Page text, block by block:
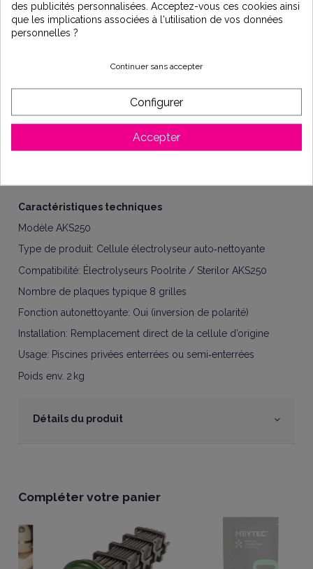
Cette cellule s’installe en remplacement direct de la cellule
d’origine sans modifier la tuyauterie.
Production automatique de chlore par électrolyse du
sel
Fonction auto‑nettoyante (inversion de polarité) pour
réduire l’entartrage des plaques et prolonger la durée
de vie de l’électrode
Compatible avec les électrolyseurs Poolrite / Sterilor
AKS250
Caractéristiques techniques
Modèle AKS250
Type de produit: Cellule électrolyseur auto‑nettoyante
Compatibilité: Électrolyseurs Poolrite / Sterilor AKS250
Nombre de plaques typique 8 grilles
Fonction autonettoyante: Oui (inversion de polarité)
Installation: Remplacement direct de la cellule d’origine
Usage: Piscines privées enterrées ou semi‑enterrées
Poids env. 2 kg
Détails du produit
Compléter votre panier
Promo !
des publicités personnalisées. Acceptez-vous ces cookies ainsi
que les implications associées à l'utilisation de vos données
personnelles ?
Continuer sans accepter
Configurer
Accepter